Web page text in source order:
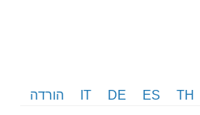
TH
ES
DE
IT הורדה